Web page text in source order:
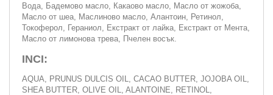
Вода, Бадемово масло, Какаово масло, Масло от жожоба,
Масло от шеа, Маслиново масло, Алантоин, Ретинол,
Токоферол, Гераниол, Екстракт от лайка, Екстракт от Мента,
Масло от лимонова трева, Пчелен восък.
INCI:
AQUA, PRUNUS DULCIS OIL, CACAO BUTTER, JOJOBA OIL,
SHEA BUTTER, OLIVE OIL, ALANTOINE, RETINOL,